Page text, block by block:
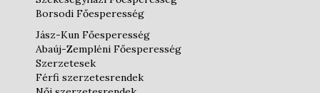
Borsodi Főesperesség
Jász-Kun Főesperesség
Abaúj-Zempléni Főesperesség
Szerzetesek
Férfi szerzetesrendek